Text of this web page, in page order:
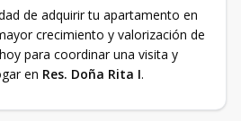
de adquirir tu apartamento en
crecimiento y valorización de
para coordinar una visita y
en Res. Doña Rita I.